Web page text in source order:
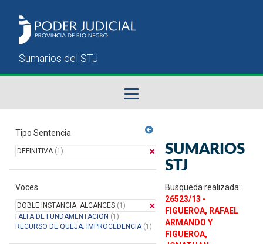
Sumarios del STJ
Manual del Usuario
Tipo Sentencia
DEFINITIVA(1)
Voces
DOBLE INSTANCIA: ALCANCES (1)
FALTA DE FUNDAMENTACION (1)
RECURSO DE QUEJA: IMPROCEDENCIA(1)
SUMARIOS
STJ
Busqueda realizada:
26523/13 -
FIGUEROA, RAFAEL
ARMANDO Y
FIGUEROA,